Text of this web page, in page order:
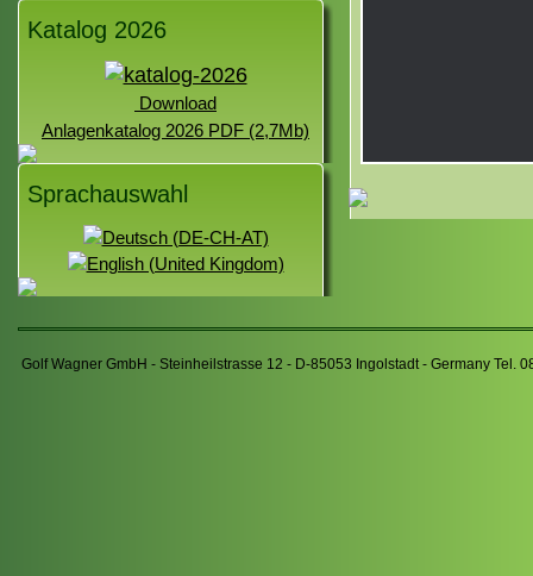
Katalog 2026
Download
Anlagenkatalog 2026 PDF (2,7Mb)
Sprachauswahl
Golf Wagner GmbH - Steinheilstrasse 12 - D-85053 Ingolstadt - Germany Tel.